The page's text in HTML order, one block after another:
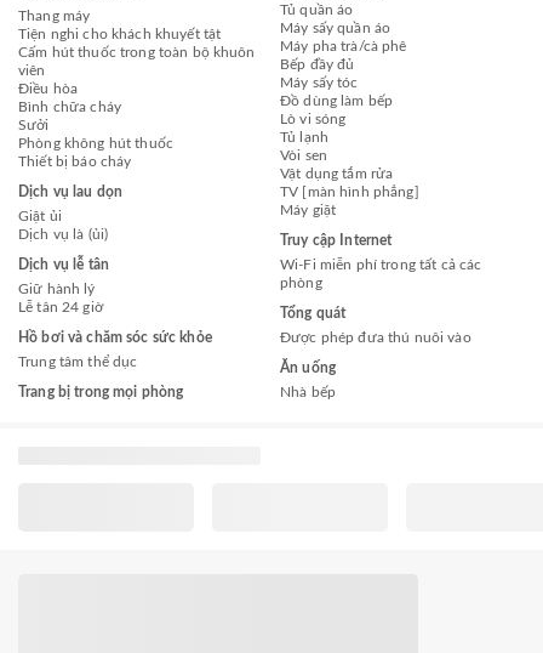
Thang máy
Tiện nghi cho khách khuyết tật
Cấm hút thuốc trong toàn bộ khuôn
viên
Điều hòa
Bình chữa cháy
Sưởi
Phòng không hút thuốc
Thiết bị báo cháy
Dịch vụ lau dọn
Giặt ủi
Dịch vụ là (ủi)
Dịch vụ lễ tân
Giữ hành lý
Lễ tân 24 giờ
Hồ bơi và chăm sóc sức khỏe
Trung tâm thể dục
Trang bị trong mọi phòng
Tủ quần áo
Máy sấy quần áo
Máy pha trà/cà phê
Bếp đầy đủ
Máy sấy tóc
Đồ dùng làm bếp
Lò vi sóng
Tủ lạnh
Vòi sen
Vật dụng tắm rửa
TV [màn hình phẳng]
Máy giặt
Truy cập Internet
Wi-Fi miễn phí trong tất cả các
phòng
Tổng quát
Được phép đưa thú nuôi vào
Ăn uống
Nhà bếp